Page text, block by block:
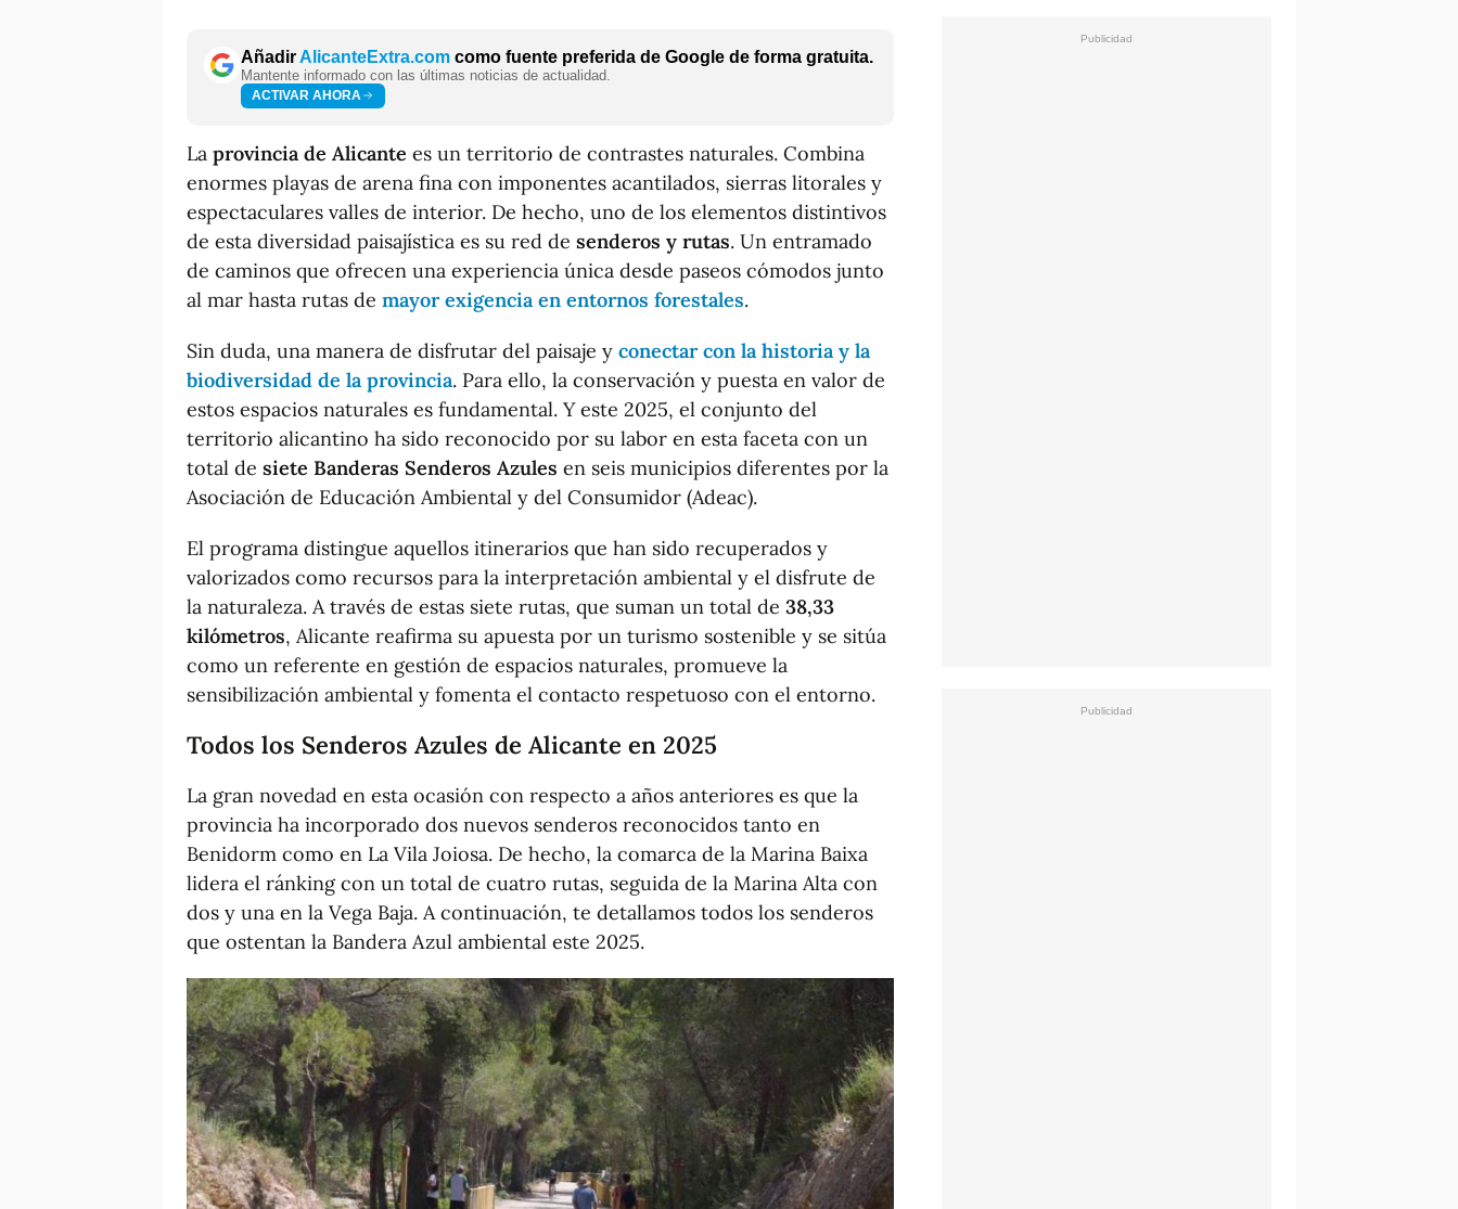
AñadirAlicanteExtra.com como fuente preferida de Google de forma gratuita.
Mantente informado con las últimas noticias de actualidad.
ACTIVAR AHORA
La provincia de Alicante es un territorio de contrastes naturales. Combina
enormes playas de arena fina con imponentes acantilados, sierras litorales y
espectaculares valles de interior. De hecho, uno de los elementos distintivos
de esta diversidad paisajística es su red de senderos y rutas. Un entramado
de caminos que ofrecen una experiencia única desde paseos cómodos junto
al mar hasta rutas de mayor exigencia en entornos forestales.
Sin duda, una manera de disfrutar del paisaje y conectar con la historia y la
biodiversidad de la provincia. Para ello, la conservación y puesta en valor de
estos espacios naturales es fundamental. Y este 2025, el conjunto del
territorio alicantino ha sido reconocido por su labor en esta faceta con un
total de siete Banderas Senderos Azules en seis municipios diferentes por la
Asociación de Educación Ambiental y del Consumidor (Adeac).
El programa distingue aquellos itinerarios que han sido recuperados y
valorizados como recursos para la interpretación ambiental y el disfrute de
la naturaleza. A través de estas siete rutas, que suman un total de 38,33
kilómetros, Alicante reafirma su apuesta por un turismo sostenible y se sitúa
como un referente en gestión de espacios naturales, promueve la
sensibilización ambiental y fomenta el contacto respetuoso con el entorno.
Todos los Senderos Azules de Alicante en 2025
La gran novedad en esta ocasión con respecto a años anteriores es que la
provincia ha incorporado dos nuevos senderos reconocidos tanto en
Benidorm como en La Vila Joiosa. De hecho, la comarca de la Marina Baixa
lidera el ránking con un total de cuatro rutas, seguida de la Marina Alta con
dos y una en la Vega Baja. A continuación, te detallamos todos los senderos
que ostentan la Bandera Azul ambiental este 2025.